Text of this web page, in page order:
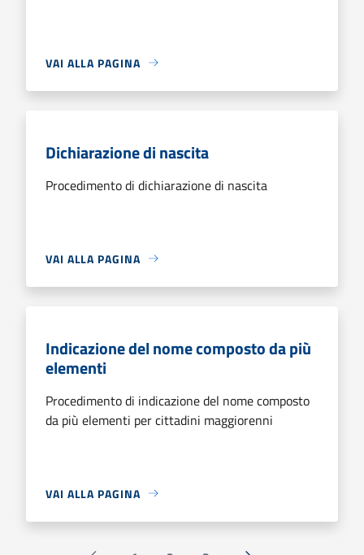
VAI ALLA PAGINA
Dichiarazione di nascita
Procedimento di dichiarazione di nascita
VAI ALLA PAGINA
Indicazione del nome composto da più
elementi
Procedimento di indicazione del nome composto
da più elementi per cittadini maggiorenni
VAI ALLA PAGINA